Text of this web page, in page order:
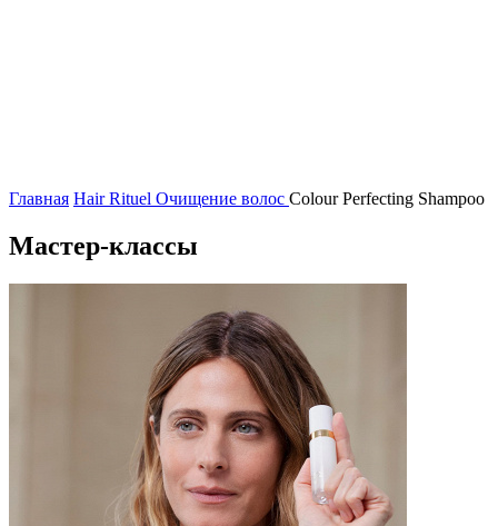
Главная Hair Rituel Очищение волос Colour Perfecting Shampoo
Мастер-классы